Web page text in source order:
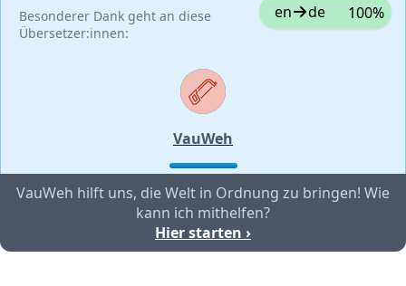
Besonderer Dank geht an diese
Übersetzer:innen:
en de 100%
VauWeh
VauWeh hilft uns, die Welt in Ordnung zu bringen! Wie
kann ich mithelfen?
Hier starten ›